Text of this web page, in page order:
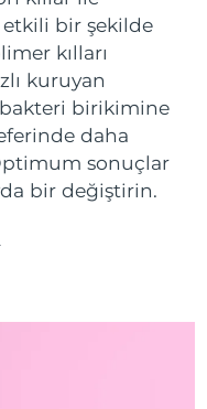
etkili bir şekilde
kılları
kuruyan
bakteri birikimine
daha
sonuçlar
bir değiştirin.